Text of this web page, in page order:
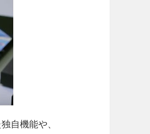
自機能や、